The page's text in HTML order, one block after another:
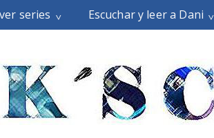
series Escuchar y leer a Dani